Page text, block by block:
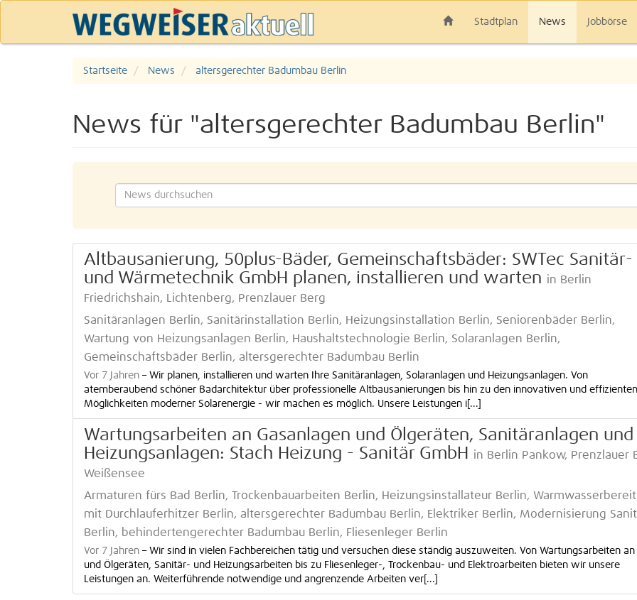
Stadtplan News Jobbörse
Startseite News altersgerechter Badumbau Berlin
News für "altersgerechter Badumbau Berlin"
Altbausanierung, 50plus-Bäder, Gemeinschaftsbäder: SWTec Sanitär-
und Wärmetechnik GmbH planen, installieren und warten in Berlin
Friedrichshain, Lichtenberg, Prenzlauer Berg
Sanitäranlagen Berlin, Sanitärinstallation Berlin, Heizungsinstallation Berlin, Seniorenbäder Berlin,
Wartung von Heizungsanlagen Berlin, Haushaltstechnologie Berlin, Solaranlagen Berlin,
Gemeinschaftsbäder Berlin, altersgerechter Badumbau Berlin
Vor 7 Jahren – Wir planen, installieren und warten Ihre Sanitäranlagen, Solaranlagen und Heizungsanlagen. Von
atemberaubend schöner Badarchitektur über professionelle Altbausanierungen bis hin zu den innovativen und effizienten
Möglichkeiten moderner Solarenergie - wir machen es möglich. Unsere Leistungen i[...]
Wartungsarbeiten an Gasanlagen und Ölgeräten, Sanitäranlagen und
Heizungsanlagen: Stach Heizung - Sanitär GmbH
in Berlin Pankow, Prenzlauer
Weißensee
Armaturen fürs Bad Berlin, Trockenbauarbeiten Berlin, Heizungsinstallateur Berlin,
mit Durchlauferhitzer Berlin, altersgerechter Badumbau Berlin, Elektriker Berlin, Modernisierung
Berlin, behindertengerechter Badumbau Berlin, Fliesenleger Berlin
Vor 7 Jahren – Wir sind in vielen Fachbereichen tätig und versuchen diese ständig auszuweiten. Von Wartungsarbeiten an
und Ölgeräten, Sanitär- und Heizungsarbeiten bis zu Fliesenleger-, Trockenbau- und Elektroarbeiten bieten wir unsere
Leistungen an. Weiterführende notwendige und angrenzende Arbeiten ver[...]